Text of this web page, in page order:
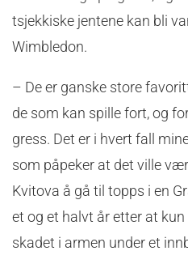
tsjekkiske jentene kan bli
Wimbledon.
– De er ganske store
de som kan spille fort, og
gress. Det er i hvert fall
som påpeker at det ville
Kvitova å gå til topps i en
et og et halvt år etter at
skadet i armen under et